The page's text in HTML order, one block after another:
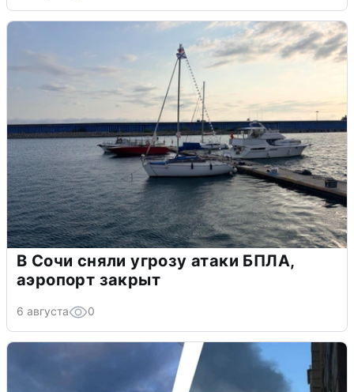
В Сочи сняли угрозу атаки БПЛА,
аэропорт закрыт
6 августа 0